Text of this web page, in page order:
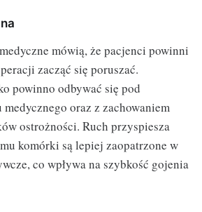
mówią, że pacjenci powinni
zacząć się poruszać.
powinno odbywać się pod
oraz z zachowaniem
ostrożności. Ruch przyspiesza
komórki są lepiej zaopatrzone w
co wpływa na szybkość gojenia